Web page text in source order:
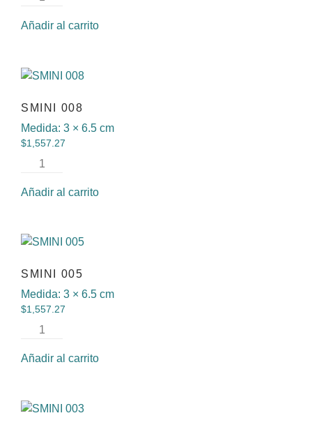
Añadir al carrito
SMINI 008
Medida: 3 × 6.5 cm
$1,557.27
Añadir al carrito
SMINI 005
Medida: 3 × 6.5 cm
$1,557.27
Añadir al carrito